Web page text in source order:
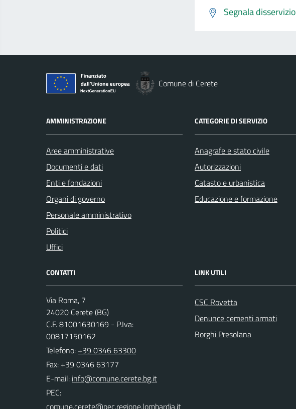
Segnala disservizio
Comune di Cerete
AMMINISTRAZIONE
Aree amministrative
Documenti e dati
Enti e fondazioni
Organi di governo
Personale amministrativo
Politici
Uffici
CATEGORIE DI SERVIZIO
Anagrafe e stato civile
Autorizzazioni
Catasto e urbanistica
Educazione e formazione
CONTATTI
Via Roma, 7
24020 Cerete (BG)
C.F. 81001630169 - P.Iva:
00817150162
Telefono: +39 0346 63300
Fax: +39 0346 63177
E-mail:
PEC:
LINK UTILI
CSC Rovetta
Denunce cementi armati
Borghi Presolana